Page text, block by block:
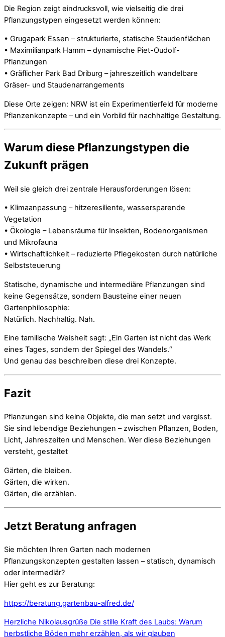
Die Region zeigt eindrucksvoll, wie vielseitig die drei
Pflanzungstypen eingesetzt werden können:
• Grugapark Essen – strukturierte, statische Staudenflächen
• Maximilianpark Hamm – dynamische Piet-Oudolf-
Pflanzungen
• Gräflicher Park Bad Driburg – jahreszeitlich wandelbare
Gräser- und Staudenarrangements
Diese Orte zeigen: NRW ist ein Experimentierfeld für moderne
Pflanzenkonzepte – und ein Vorbild für nachhaltige Gestaltung.
Warum diese Pflanzungstypen die
Zukunft prägen
Weil sie gleich drei zentrale Herausforderungen lösen:
• Klimaanpassung – hitzeresiliente, wassersparende
Vegetation
• Ökologie – Lebensräume für Insekten, Bodenorganismen
und Mikrofauna
• Wirtschaftlichkeit – reduzierte Pflegekosten durch natürliche
Selbststeuerung
Statische, dynamische und intermediäre Pflanzungen sind
keine Gegensätze, sondern Bausteine einer neuen
Gartenphilosophie:
Natürlich. Nachhaltig. Nah.
Eine tamilische Weisheit sagt: „Ein Garten ist nicht das Werk
eines Tages, sondern der Spiegel des Wandels.“
Und genau das beschreiben diese drei Konzepte.
Fazit
Pflanzungen sind keine Objekte, die man setzt und vergisst.
Sie sind lebendige Beziehungen – zwischen Pflanzen, Boden,
Licht, Jahreszeiten und Menschen. Wer diese Beziehungen
versteht, gestaltet
Gärten, die bleiben.
Gärten, die wirken.
Gärten, die erzählen.
Jetzt Beratung anfragen
Sie möchten Ihren Garten nach modernen
Pflanzungskonzepten gestalten lassen – statisch, dynamisch
oder intermediär?
Hier geht es zur Beratung:
https://beratung.gartenbau-alfred.de/
Herzliche Nikolausgrüße Die stille Kraft des Laubs: Warum
herbstliche Böden mehr erzählen, als wir glauben